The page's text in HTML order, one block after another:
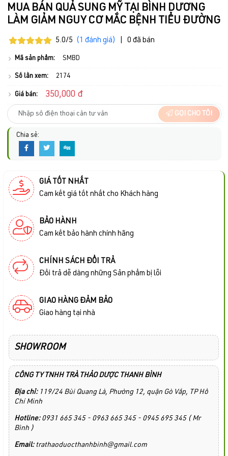
MUA BÁN QUẢ SUNG MỸ TẠI BÌNH DƯƠNG
LÀM GIẢM NGUY CƠ MẮC BỆNH TIỂU ĐƯỜNG
5.0/5 (1 đánh giá) 0 đã bán
Mã sản phẩm: SMBD
Số lần xem: 2174
Giá bán: 350,000 đ
GỌI CHO TÔI
Chia sẻ:
GIÁ TỐT NHẤT
Cam kết giá tốt nhất cho Khách hàng
BẢO HÀNH
Cam kết bảo hành chính hãng
CHÍNH SÁCH ĐỔI TRẢ
Đổi trả dễ dàng những Sản phẩm bị lỗi
GIAO HÀNG ĐẢM BẢO
Giao hàng tại nhà
SHOWROOM
CÔNG TY TNHH TRÀ THẢO DƯỢC THANH BÌNH
Địa chỉ:119/24 Bùi Quang Là, Phường 12, quận Gò Vấp, TP Hồ
Chí Minh
Hotline:0931 665 345 - 0963 665 345 - 0945 695 345 ( Mr
Bình )
Email:trathaoduocthanhbinh@gmail.com